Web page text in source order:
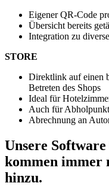
Eigener QR-Code
Übersicht bereits
Integration zu
STORE
Direktlink auf einen
Betreten des Shops
Ideal für
Auch für
Abrechnung an
Unsere
kommen immer
hinzu.